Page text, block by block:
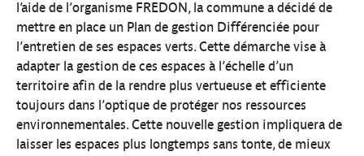
l’aide de l’organisme FREDON, la commune a décidé de
mettre en place un Plan de gestion Différenciée pour
l’entretien de ses espaces verts. Cette démarche vise à
adapter la gestion de ces espaces à l’échelle d’un
territoire afin de la rendre plus vertueuse et efficiente
toujours dans l’optique de protéger nos ressources
environnementales. Cette nouvelle gestion impliquera de
laisser les espaces plus longtemps sans tonte, de mieux